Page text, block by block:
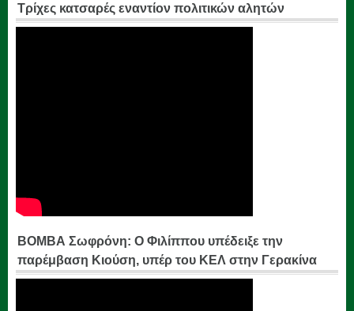
Τρίχες κατσαρές εναντίον πολιτικών αλητών
ΒΟΜΒΑ Σωφρόνη: Ο Φιλίππου υπέδειξε την
παρέμβαση Κιούση, υπέρ του ΚΕΛ στην Γερακίνα